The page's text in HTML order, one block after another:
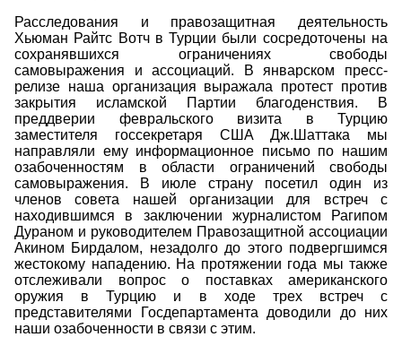
Расследования и правозащитная деятельность
Хьюман Райтс Вотч в Турции были сосредоточены на
сохранявшихся ограничениях свободы
самовыражения и ассоциаций. В январском пресс-
релизе наша организация выражала протест против
закрытия исламской Партии благоденствия. В
преддверии февральского визита в Турцию
заместителя госсекретаря США Дж.Шаттака мы
направляли ему информационное письмо по нашим
озабоченностям в области ограничений свободы
самовыражения. В июле страну посетил один из
членов совета нашей организации для встреч с
находившимся в заключении журналистом Рагипом
Дураном и руководителем Правозащитной ассоциации
Акином Бирдалом, незадолго до этого подвергшимся
жестокому нападению. На протяжении года мы также
отслеживали вопрос о поставках американского
оружия в Турцию и в ходе трех встреч с
представителями Госдепартамента доводили до них
наши озабоченности в связи с этим.